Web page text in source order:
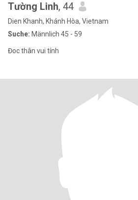
Tường Linh, 44
Dien Khanh, Khánh Hòa, Vietnam
Suche: Männlich 45 - 59
Đoc thân vui tính